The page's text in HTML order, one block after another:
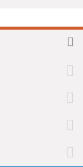
v
o